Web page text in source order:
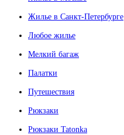
Жилье в Санкт-Петербурге
Любое жилье
Мелкий багаж
Палатки
Путешествия
Рюкзаки
Рюкзаки Tatonka